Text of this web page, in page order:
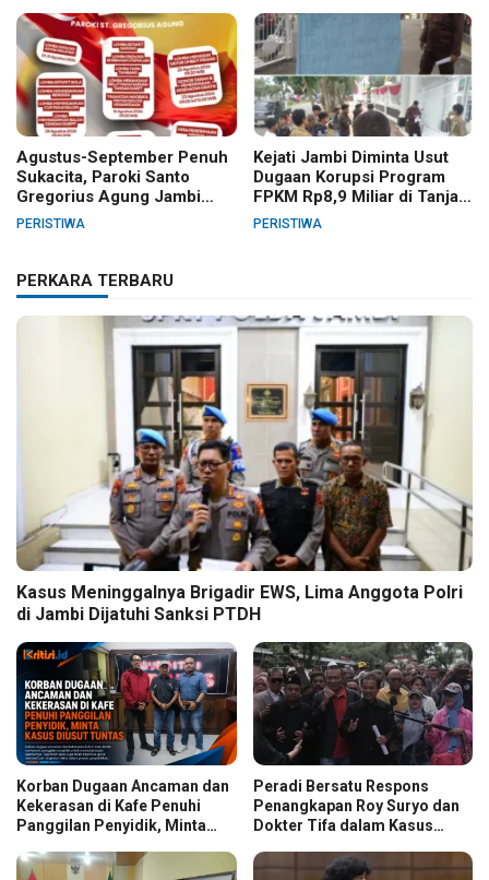
Agustus-September Penuh
Sukacita, Paroki Santo
Gregorius Agung Jambi
Gelar Berbagai Kegiatan
PERISTIWA
Kejati Jambi Diminta Usut
Dugaan Korupsi Program
FPKM Rp8,9 Miliar di Tanjab
Barat
PERISTIWA
PERKARA TERBARU
Kasus Meninggalnya Brigadir EWS, Lima Anggota Polri
di Jambi Dijatuhi Sanksi PTDH
Korban Dugaan Ancaman dan
Kekerasan di Kafe Penuhi
Panggilan Penyidik, Minta
Peradi Bersatu Respons
Penangkapan Roy Suryo dan
Dokter Tifa dalam Kasus